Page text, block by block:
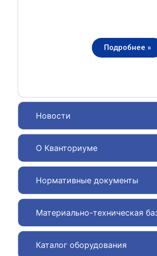
Новости
О Кванториуме
Нормативные документы
Материально-техническая
Каталог оборудования
Подробнее »